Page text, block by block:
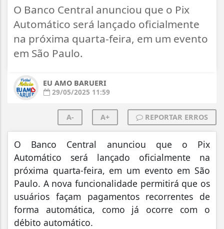
O Banco Central anunciou que o Pix
Automático será lançado oficialmente
na próxima quarta-feira, em um evento
em São Paulo.
EU AMO BARUERI
29/05/2025 11:59
A- A+ REPORTAR ERROS
O Banco Central anunciou que o Pix
Automático será lançado oficialmente na
próxima quarta-feira, em um evento em São
Paulo. A nova funcionalidade permitirá que os
usuários façam pagamentos recorrentes de
forma automática, como já ocorre com o
débito automático.